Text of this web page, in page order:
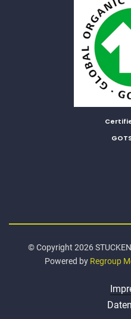
© Copyright 2026
Powered by Regroup